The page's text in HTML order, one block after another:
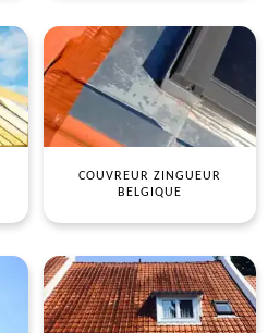
COUVREUR ZINGUEUR
BELGIQUE